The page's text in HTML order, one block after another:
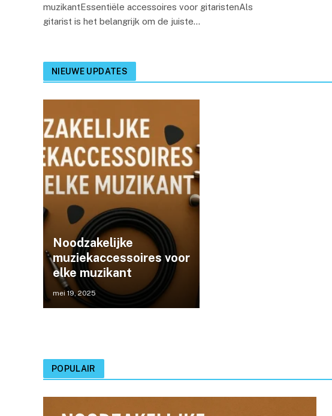
muzikantEssentiële accessoires voor gitaristenAls
gitarist is het belangrijk om de juiste…
NIEUWE UPDATES
Noodzakelijke
muziekaccessoires voor
elke muzikant
mei 19, 2025
POPULAIR